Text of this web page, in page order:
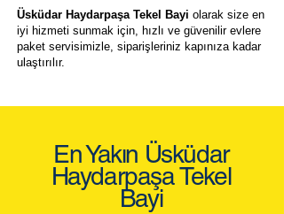
Üsküdar Haydarpaşa Tekel Bayi olarak size en
iyi hizmeti sunmak için, hızlı ve güvenilir evlere
paket servisimizle, siparişleriniz kapınıza kadar
ulaştırılır.
En Yakın Üsküdar
Haydarpaşa Tekel
Bayi